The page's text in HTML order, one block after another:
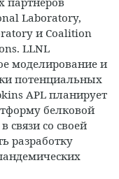
Laboratory,
и Coalition
LLNL
моделирование и
потенциальных
APL планирует
белковой
связи со своей
разработку